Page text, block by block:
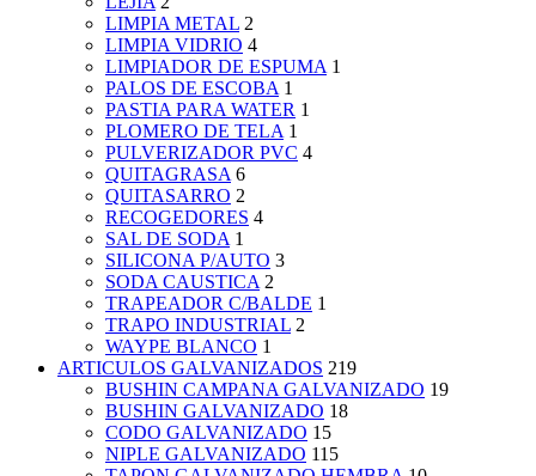
LIMPIA METAL 2
LIMPIA VIDRIO 4
LIMPIADOR DE ESPUMA 1
PALOS DE ESCOBA 1
PASTIA PARA WATER 1
PLOMERO DE TELA 1
PULVERIZADOR PVC 4
QUITAGRASA 6
QUITASARRO 2
RECOGEDORES 4
SAL DE SODA 1
SILICONA P/AUTO 3
SODA CAUSTICA 2
TRAPEADOR C/BALDE 1
TRAPO INDUSTRIAL 2
WAYPE BLANCO 1
ARTICULOS GALVANIZADOS 219
BUSHIN CAMPANA GALVANIZADO 19
BUSHIN GALVANIZADO 18
CODO GALVANIZADO 15
NIPLE GALVANIZADO 115